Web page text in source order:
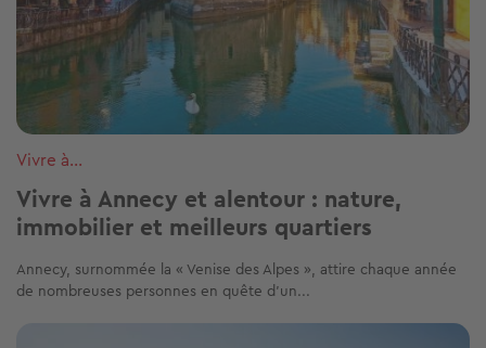
Vivre à...
Vivre à Annecy et alentour : nature,
immobilier et meilleurs quartiers
Annecy, surnommée la « Venise des Alpes », attire chaque année
de nombreuses personnes en quête d’un...